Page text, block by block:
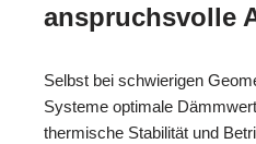
anspruchsvolle
Selbst bei schwierigen
Systeme optimale
thermische Stabilität und